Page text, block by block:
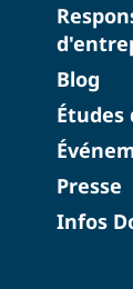
Blog
Études
Presse
Infos